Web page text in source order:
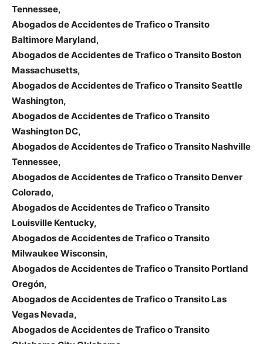
Tennessee,
Abogados de Accidentes de Trafico o Transito
Baltimore Maryland,
Abogados de Accidentes de Trafico o Transito Boston
Massachusetts,
Abogados de Accidentes de Trafico o Transito Seattle
Washington,
Abogados de Accidentes de Trafico o Transito
Washington DC,
Abogados de Accidentes de Trafico o Transito Nashville
Tennessee,
Abogados de Accidentes de Trafico o Transito Denver
Colorado,
Abogados de Accidentes de Trafico o Transito
Louisville Kentucky,
Abogados de Accidentes de Trafico o Transito
Milwaukee Wisconsin,
Abogados de Accidentes de Trafico o Transito Portland
Oregón,
Abogados de Accidentes de Trafico o Transito Las
Vegas Nevada,
Abogados de Accidentes de Trafico o Transito